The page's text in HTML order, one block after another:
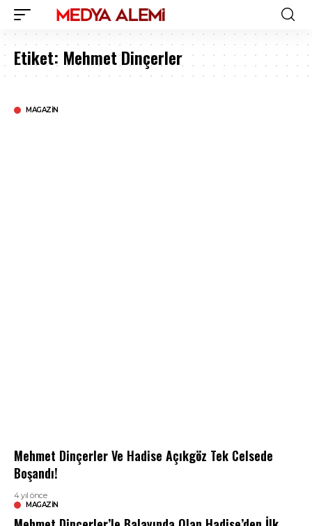
Etiket: Mehmet Dinçerler
MAGAZIN
Mehmet Dinçerler Ve Hadise Açıkgöz Tek Celsede
Boşandı!
4 yıl önce
MAGAZIN